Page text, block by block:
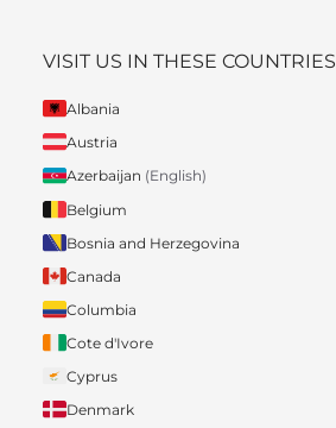
VISIT US IN THESE COUNTRIES
Albania
Austria
Azerbaijan (English)
Belgium
Bosnia and Herzegovina
Canada
Columbia
Cote d'Ivore
Cyprus
Denmark